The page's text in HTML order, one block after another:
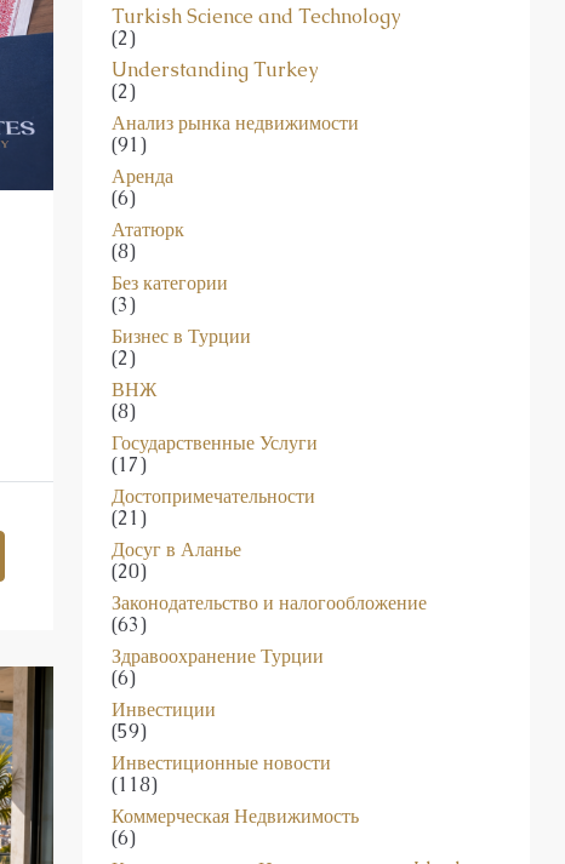
Turkish Science and Technology
(2)
Understanding Turkey
(2)
Анализ рынка недвижимости
(91)
Аренда
(6)
Ататюрк
(8)
Без категории
(3)
Бизнес в Турции
(2)
ВНЖ
(8)
Государственные Услуги
(17)
Достопримечательности
(21)
Досуг в Аланье
(20)
Законодательство и налогообложение
(63)
Здравоохранение Турции
(6)
Инвестиции
(59)
Инвестиционные новости
(118)
Коммерческая Недвижимость
(6)